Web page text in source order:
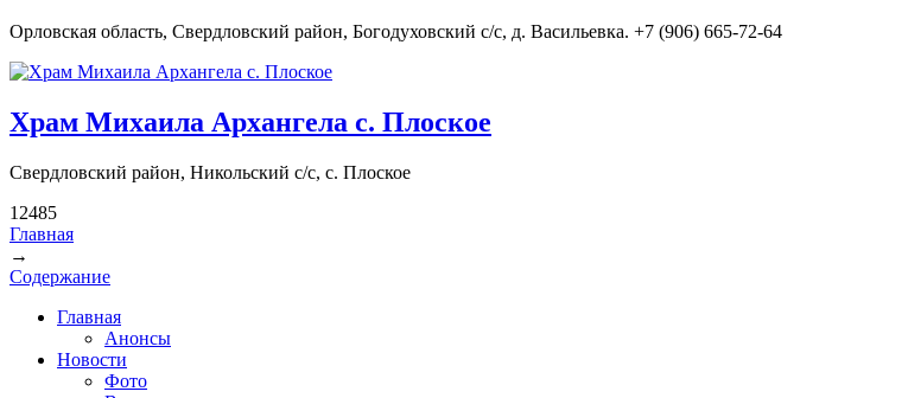
Орловская область, Свердловский район, Богодуховский с/с, д. Васильевка. +7 (906) 665-72-64
Храм Михаила Архангела с. Плоское
Свердловский район, Никольский с/с, с. Плоское
12485
Вы здесь
Главная
→
Содержание
Главная
Анонсы
Новости
Фото